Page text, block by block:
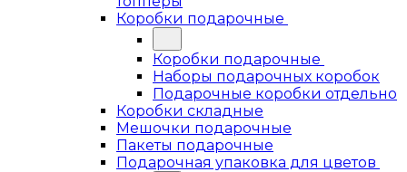
Коробки подарочные
Коробки подарочные
Наборы подарочных коробок
Подарочные коробки отдельно
Коробки складные
Мешочки подарочные
Пакеты подарочные
Подарочная упаковка для цветов